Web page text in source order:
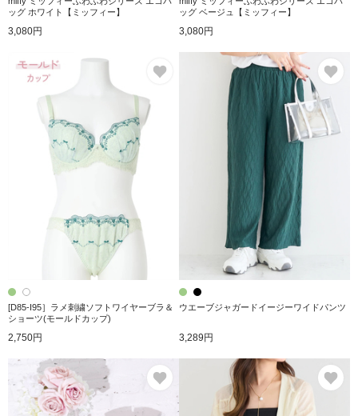
ッグ ホワイト【ミッフィー】
3,080円
ッグ ベージュ【ミッフィー】
3,080円
[D85-I95］ラメ刺繍ソフトワイヤーブラ＆
ショーツ(モールドカップ)
2,750円
ウエーブジャガードイージーワイドパンツ
3,289円